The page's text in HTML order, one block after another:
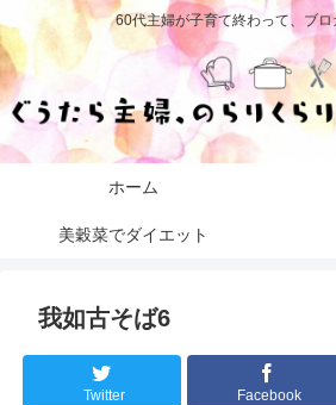
60代主婦が子育て終わって、ブ
ホーム
美穀菜でダイエット
我如古そば6
Twitter Facebook